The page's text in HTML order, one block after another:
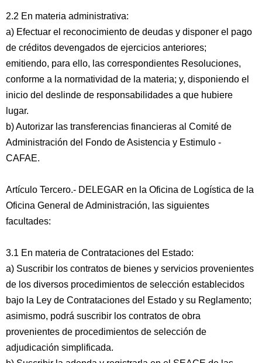
2.2 En materia administrativa:
a) Efectuar el reconocimiento de deudas y disponer el pago
de créditos devengados de ejercicios anteriores;
emitiendo, para ello, las correspondientes Resoluciones,
conforme a la normatividad de la materia; y, disponiendo el
inicio del deslinde de responsabilidades a que hubiere
lugar.
b) Autorizar las transferencias financieras al Comité de
Administración del Fondo de Asistencia y Estimulo -
CAFAE.
Artículo Tercero.- DELEGAR en la Oficina de Logística de la
Oficina General de Administración, las siguientes
facultades:
3.1 En materia de Contrataciones del Estado:
a) Suscribir los contratos de bienes y servicios provenientes
de los diversos procedimientos de selección establecidos
bajo la Ley de Contrataciones del Estado y su Reglamento;
asimismo, podrá suscribir los contratos de obra
provenientes de procedimientos de selección de
adjudicación simplificada.